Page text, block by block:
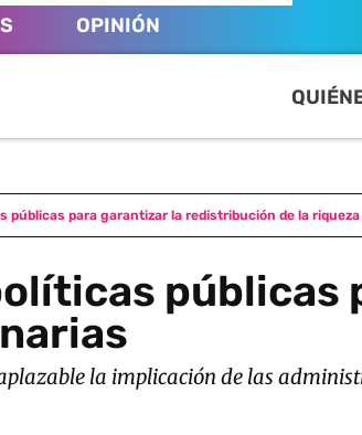
OPINIÓN
públicas para garantizar la redistribución de la riqueza
la implicación de las